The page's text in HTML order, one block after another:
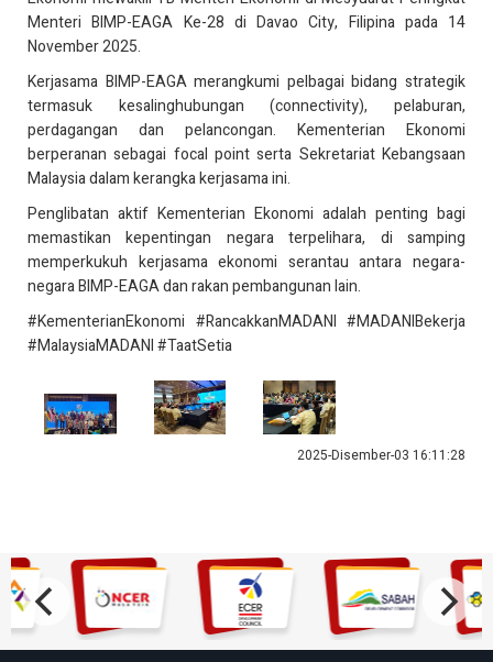
Menteri BIMP-EAGA Ke-28 di Davao City, Filipina pada 14
November 2025.
Kerjasama BIMP-EAGA merangkumi pelbagai bidang strategik
termasuk kesalinghubungan (connectivity), pelaburan,
perdagangan dan pelancongan. Kementerian Ekonomi
berperanan sebagai focal point serta Sekretariat Kebangsaan
Malaysia dalam kerangka kerjasama ini.
Penglibatan aktif Kementerian Ekonomi adalah penting bagi
memastikan kepentingan negara terpelihara, di samping
memperkukuh kerjasama ekonomi serantau antara negara-
negara BIMP-EAGA dan rakan pembangunan lain.
#KementerianEkonomi #RancakkanMADANI #MADANIBekerja
#MalaysiaMADANI #TaatSetia
2025-Disember-03 16:11:28